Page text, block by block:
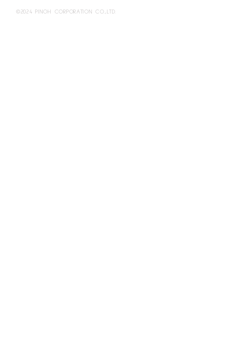
©2024 PINOH CORPORATION CO.,LTD.